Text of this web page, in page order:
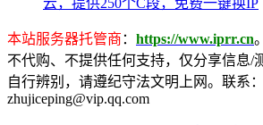
云，提供250个C段，免费一键换IP
本站服务器托管商 ： https://www.iprr.cn
不代购、不提供任何支持，仅分享信息/
自行辨别，请遵纪守法文明上网。联系：
zhujiceping@vip.qq.com